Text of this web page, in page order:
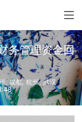
务管理资金回
,成都,杭州, 武汉